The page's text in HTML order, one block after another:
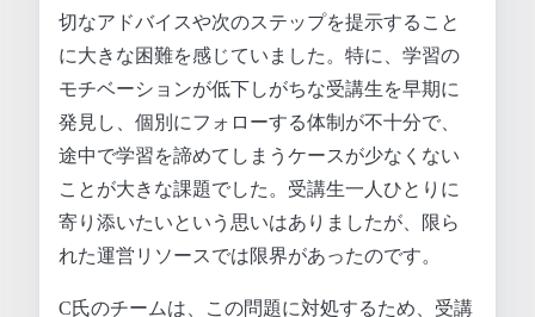
切なアドバイスや次のステップを提示すること
に大きな困難を感じていました。特に、学習の
モチベーションが低下しがちな受講生を早期に
発見し、個別にフォローする体制が不十分で、
途中で学習を諦めてしまうケースが少なくない
ことが大きな課題でした。受講生一人ひとりに
寄り添いたいという思いはありましたが、限ら
れた運営リソースでは限界があったのです。
C氏のチームは、この問題に対処するため、受講